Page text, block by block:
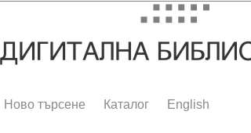
Ново търсене Каталог English